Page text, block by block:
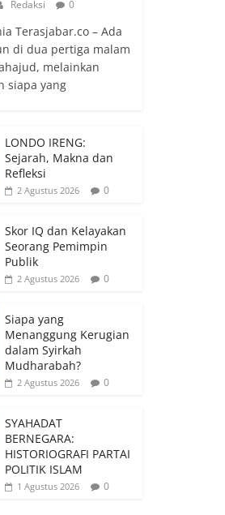
Redaksi 0
Terasjabar.co – Ada
di dua pertiga malam
melainkan
siapa yang
LONDO IRENG:
Sejarah, Makna dan
Refleksi
2 Agustus 2026 0
Skor IQ dan Kelayakan
Seorang Pemimpin
Publik
2 Agustus 2026 0
Siapa yang
Menanggung Kerugian
dalam Syirkah
Mudharabah?
2 Agustus 2026 0
SYAHADAT
BERNEGARA:
HISTORIOGRAFI PARTAI
POLITIK ISLAM
1 Agustus 2026 0